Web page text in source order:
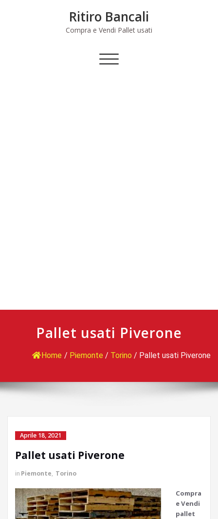
Ritiro Bancali
Compra e Vendi Pallet usati
Commuta
Pallet usati Piverone
Home / Piemonte / Torino / Pallet usati Piverone
Aprile 18, 2021
Pallet usati Piverone
in Piemonte, Torino
Compra
e Vendi
pallet